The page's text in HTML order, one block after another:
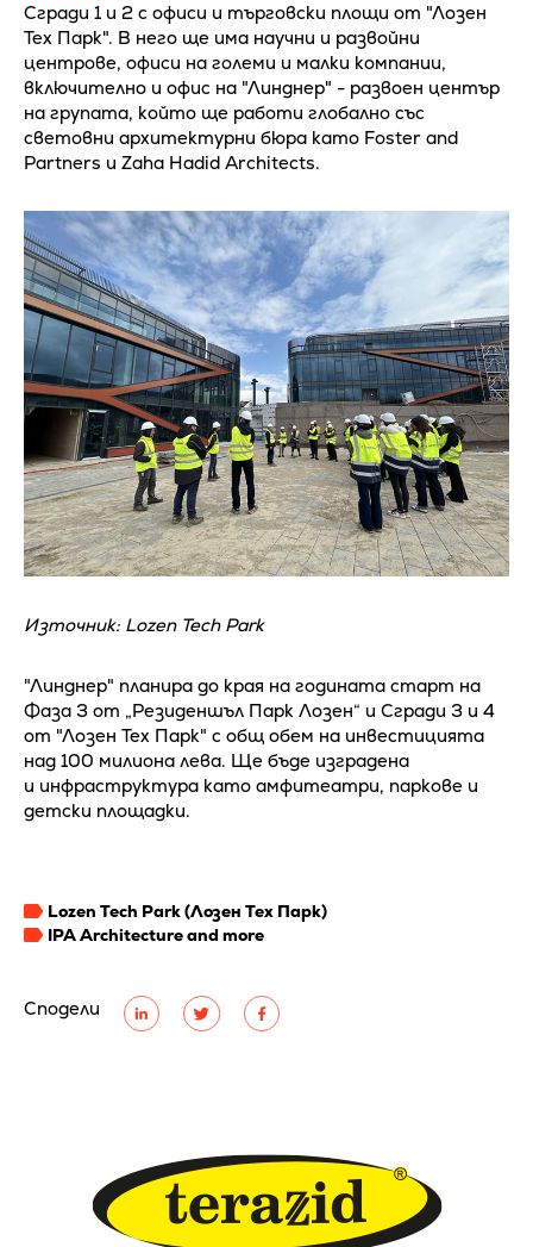
Сподели
Сгради 1 и 2 с офиси и търговски площи от "Лозен
Тех Парк". В него ще има научни и развойни
центрове, офиси на големи и малки компании,
включително и офис на "Линднер" - развоен център
на групата, който ще работи глобално със
световни архитектурни бюра като Foster and
Partners и Zaha Hadid Architects.
Източник: Lozen Tech Park
"Линднер" планира до края на годината старт на
Фаза 3 от „Резиденшъл Парк Лозен“ и Сгради 3 и 4
от "Лозен Тех Парк" с общ обем на инвестицията
над 100 милиона лева. Ще бъде изградена
и инфраструктура като амфитеатри, паркове и
детски площадки.
Lozen Tech Park (Лозен Тех Парк)
IPA Architecture and more